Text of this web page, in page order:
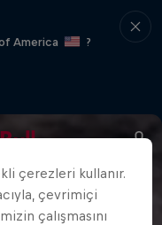
America
?
çerezleri kullanır.
çevrimiçi
çalışmasını